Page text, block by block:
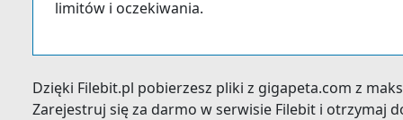
limitów i oczekiwania.
Dzięki Filebit.pl pobierzesz pliki z gigapeta.com z
Zarejestruj się za darmo w serwisie Filebit i otrzymaj